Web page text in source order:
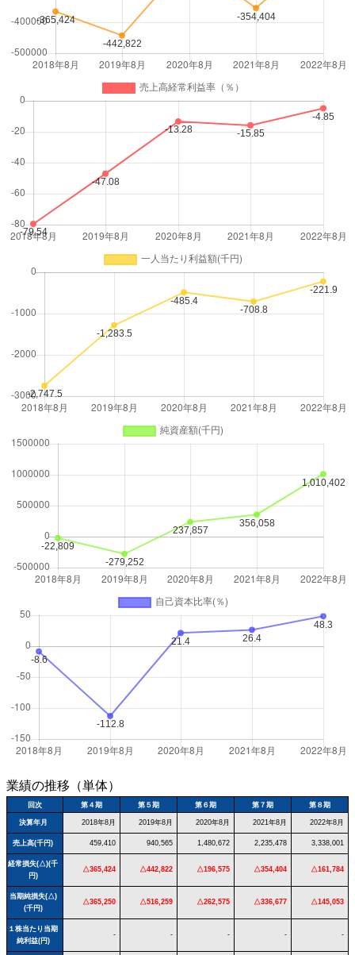
業績の推移（単体）
回次 第４期 第５期 第６期 第７期 第８期
決算年月 2018年8月 2019年8月 2020年8月 2021年8月 2022年8月
売上高(千円) 459,410 940,565 1,480,672 2,235,478 3,338,001
経常損失(△)(千
円)
△365,424 △442,822 △196,575 △354,404 △161,784
当期純損失(△)
(千円)
△365,250 △516,259 △262,575 △336,677 △145,053
１株当たり当期
純利益(円)
- - - - -